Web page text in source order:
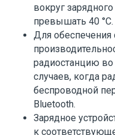
вокруг
превышать 40 °C.
Для обеспечения
радиостанцию
случаев, когда
беспроводной
Bluetooth.
Зарядное
к